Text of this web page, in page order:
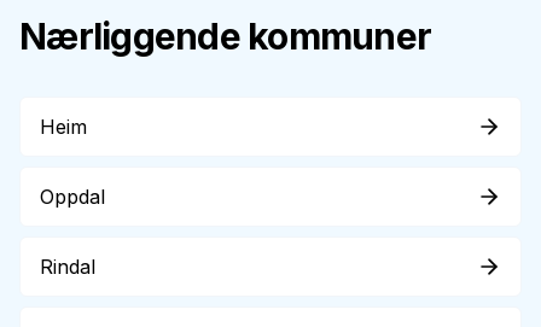
Nærliggende kommuner
Heim
Oppdal
Rindal